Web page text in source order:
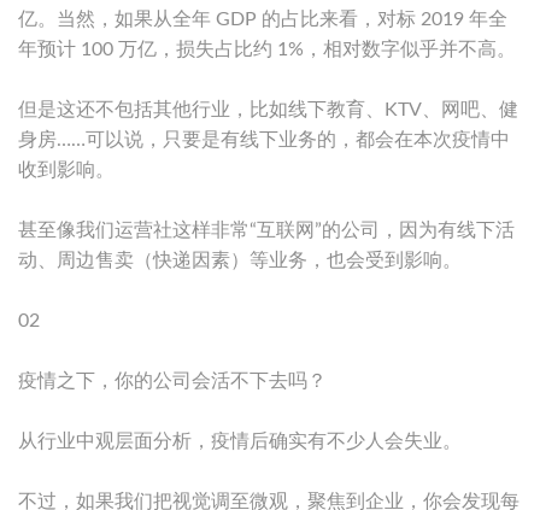
亿。当然，如果从全年 GDP 的占比来看，对标 2019 年全
年预计 100 万亿，损失占比约 1%，相对数字似乎并不高。
但是这还不包括其他行业，比如线下教育、KTV、网吧、健
身房……可以说，只要是有线下业务的，都会在本次疫情中
收到影响。
甚至像我们运营社这样非常“互联网”的公司，因为有线下活
动、周边售卖（快递因素）等业务，也会受到影响。
02
疫情之下，你的公司会活不下去吗？
从行业中观层面分析，疫情后确实有不少人会失业。
不过，如果我们把视觉调至微观，聚焦到企业，你会发现每